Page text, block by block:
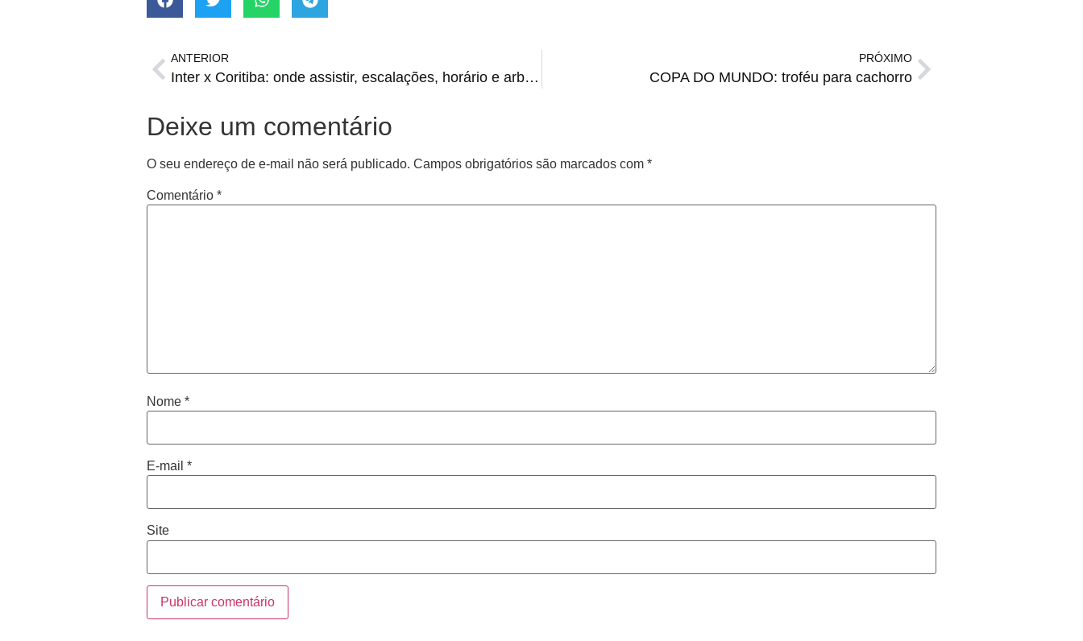
ANTERIOR
Inter x Coritiba: onde assistir, escalações, horário e arbitragem
PRÓXIMO
COPA DO MUNDO: troféu para cachorro
Deixe um comentário
O seu endereço de e-mail não será publicado. Campos obrigatórios são marcados com *
Comentário *
Nome *
E-mail *
Site